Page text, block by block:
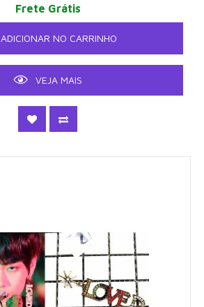
Frete Grátis
ADICIONAR NO CARRINHO
VEJA MAIS